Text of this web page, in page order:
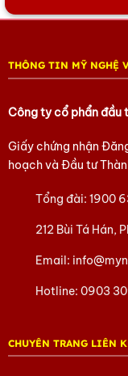
THÔNG TIN MỸ NGHỆ
Công ty cổ phẩn đầu
Giấy chứng nhận
hoạch và Đầu tư
Tổng đài:1900
212 Bùi Tá Hán,
Email:
Hotline:0903
CHUYÊN TRANG LIÊN